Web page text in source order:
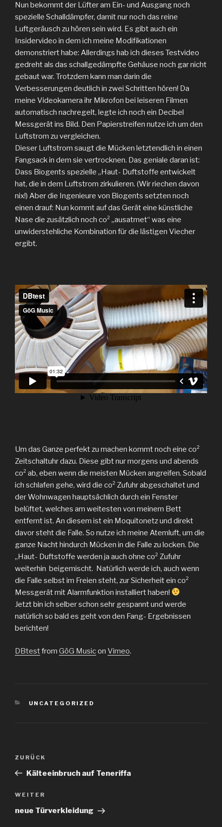
Nun bekommt der Lüfter am Ein- und Ausgang noch
spezielle Schalldämpfer, damit nur noch das reine
Luftgeräusch zu hören sein wird. Es gibt auch ein
Insidervideo in dem ich meine Modifikationen
demonstriert habe: Allerdings hab ich dieses Testvideo
gedreht als das schallgedämpfte Gehäuse noch gar nicht
gebaut war. Trotzdem kann man darin die
Verbesserungen deutlich in zwei Schritten hören! Da
meine Videokamera ihr Mikrofon bei leiseren Filmen
automatisch nachregelt, legte ich noch ein Decibel
Messgerät ins Bild. Den Papierstreifen nutze ich um den
Luftstrom zu vergleichen.
Dieser Luftstrom saugt die Mücken letztendlich in einen
Fangsack in dem sie vertrocknen. Das geniale daran ist:
Dass Biogents spezielle „Haut- Duftstoffe entwickelt
hat, die in dem Luftstrom zirkulieren. (Wir riechen davon
nix!) Aber die Ingenieure von Biogents setzten noch
einen drauf: Nun kommt auf das Gerät eine künstliche
Nase die zusätzlich noch co² „ausatmet“ was eine
unwiderstehliche Kombination für die lästigen Viecher
ergibt.
Um das Ganze perfekt zu machen kommt noch eine co²
Zeitschaltuhr dazu. Diese gibt nur morgens und abends
co² ab, eben wenn die meisten Mücken angreifen. Sobald
ich schlafen gehe, wird die co² Zufuhr abgeschaltet und
der Wohnwagen hauptsächlich durch ein Fenster
belüftet, welches am weitesten von meinem Bett
entfernt ist. An diesem ist ein Moquitonetz und direkt
davor steht die Falle. So nutze ich meine Atemluft, um die
ganze Nacht hindurch Mücken in die Falle zu locken. Die
„Haut- Duftstoffe werden ja auch ohne co² Zufuhr
weiterhin beigemischt. Natürlich werde ich, auch wenn
die Falle selbst im Freien steht, zur Sicherheit ein co²
Messgerät mit Alarmfunktion installiert haben!
Jetzt bin ich selber schon sehr gespannt und werde
natürlich so bald es geht von den Fang- Ergebnissen
berichten!
DBtestfrom GöG Musicon Vimeo.
KATEGORIEN
UNCATEGORIZED
Beitragsnavigation
Vorheriger
Beitrag
ZURÜCK
Kälteeinbruch auf Teneriffa
Nächster
Beitrag
WEITER
neue Türverkleidung